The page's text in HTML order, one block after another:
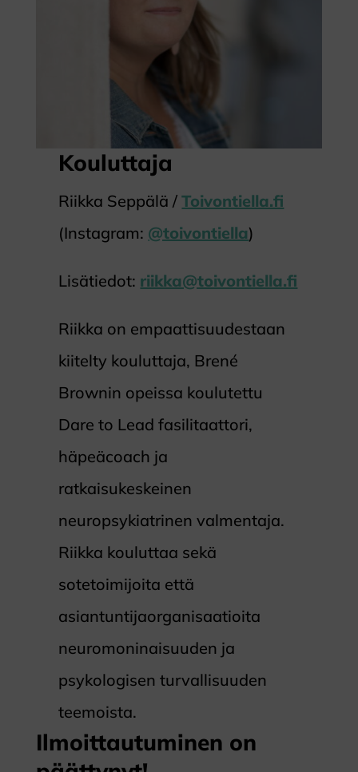
Kouluttaja
Riikka Seppälä /Toivontiella.fi
(Instagram: @toivontiella)
Lisätiedot: riikka@toivontiella.fi
Riikka on empaattisuudestaan
kiitelty kouluttaja, Brené
Brownin opeissa koulutettu
Dare to Lead fasilitaattori,
häpeäcoach ja
ratkaisukeskeinen
neuropsykiatrinen valmentaja.
Riikka kouluttaa sekä
sotetoimijoita että
asiantuntijaorganisaatioita
neuromoninaisuuden ja
psykologisen turvallisuuden
teemoista.
Ilmoittautuminen on